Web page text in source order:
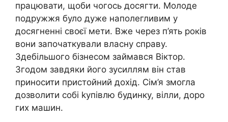
працювати, щоби чогось досягти. Молоде
подружжя було дуже наполегливим у
досягненні своєї мети. Вже через п’ять років
вони започаткували власну справу.
Здебільшого бізнесом займався Віктор.
Згодом завдяки його зусиллям він став
приносити пристойний дохід. Сім’я змогла
дозволити собі kупівлю будинку, вілли, доро
гих машин.